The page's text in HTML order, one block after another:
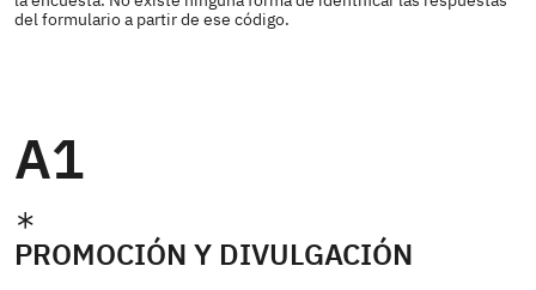
del formulario a partir de ese código.
A1
PROMOCIÓN Y DIVULGACIÓN